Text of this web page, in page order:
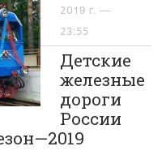
2019 г. —
23:55
Детские
железные
дороги
России